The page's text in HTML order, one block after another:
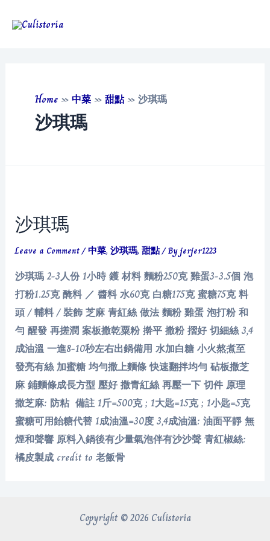
Home »中菜 »甜點»沙琪瑪
沙琪瑪
沙琪瑪
Leave a Comment/中菜,沙琪瑪,甜點/ Byjerjer1223
沙琪瑪 2-3人份 1小時 鑊 材料 麵粉250克 雞蛋3-3.5個 泡
打粉1.25克 醃料 ／ 醬料 水60克 白糖175克 蜜糖75克 料
頭 / 輔料 / 裝飾 芝麻 青紅絲 做法 麵粉 雞蛋 泡打粉 和
勻 醒發 再搓潤 案板撒乾粟粉 擀平 撒粉 摺好 切細絲 3,4
成油溫 一進8-10秒左右出鍋備用 水加白糖 小火熬煮至
發亮有絲 加蜜糖 均勻撒上麵條 快速翻拌均勻 砧板撒芝
麻 鋪麵條成長方型 壓好 撒青紅絲 再壓一下 切件 原理
撒芝麻: 防粘 備註 1斤=500克 ; 1大匙=15克 ; 1小匙=5克
蜜糖可用飴糖代替 1成油溫=30度 3,4成油溫: 油面平靜 無
煙和聲響 原料入鍋後有少量氣泡伴有沙沙聲 青紅椒絲:
橘皮製成 credit to 老飯骨
Copyright © 2026 Culistoria